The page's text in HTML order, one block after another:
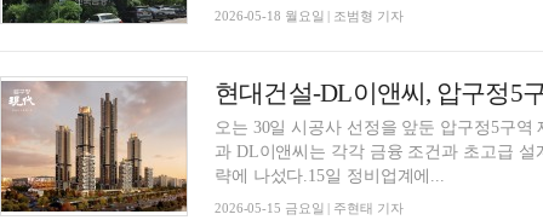
2026-05-18 월요일 | 조범형 기자
오는 30일 시공사 선정을 앞둔 압구정5구
과 DL이앤씨는 각각 금융 조건과 초고급
략에 나섰다.15일 정비업계에...
2026-05-15 금요일 | 주현태 기자